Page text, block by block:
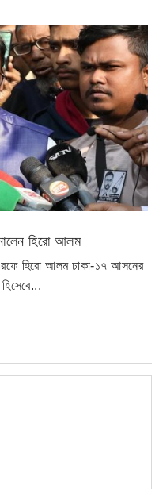
হিরো আলম
হিরো আলম ঢাকা-১৭ আসনের